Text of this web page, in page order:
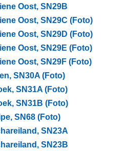
Oost, SN29B
Oost, SN29C (Foto)
Oost, SN29D (Foto)
Oost, SN29E (Foto)
Oost, SN29F (Foto)
SN30A (Foto)
SN31A (Foto)
SN31B (Foto)
SN68 (Foto)
SN23A
SN23B